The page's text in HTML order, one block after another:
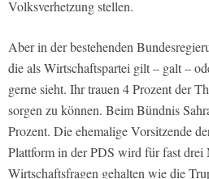
Volksverhetzung stellen.
Aber in der bestehenden
die als Wirtschaftspartei gilt – galt –
gerne sieht. Ihr trauen 4 Prozent der
sorgen zu können. Beim Bündnis
Prozent. Die ehemalige Vorsitzende
Plattform in der PDS wird für fast drei
Wirtschaftsfragen gehalten wie die